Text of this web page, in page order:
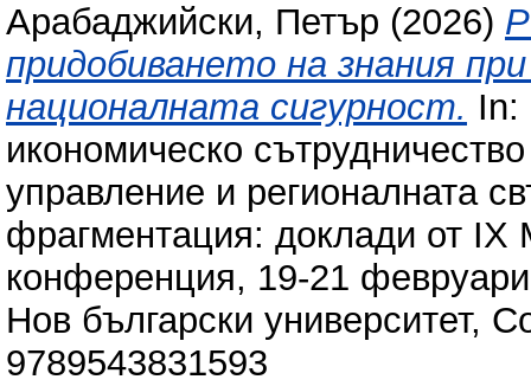
Арабаджийски, Петър (2026)
придобиването на знания
националната сигурност. In:
икономическо
управление и регионалната
фрагментация: доклади от IX
конференция, 19-21
Нов български университет,
9789543831593